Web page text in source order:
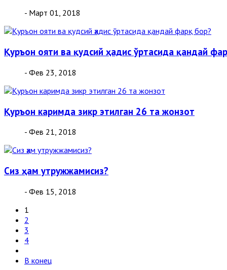
- Март 01, 2018
Қуръон ояти ва қудсий ҳадис ўртасида қандай
- Фев 23, 2018
Қуръон каримда зикр этилган 26 та жонзот
- Фев 21, 2018
Сиз ҳам утружжамисиз?
- Фев 15, 2018
1
2
3
4
В конец